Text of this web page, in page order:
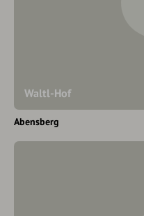
Waltl-Hof
Abensberg